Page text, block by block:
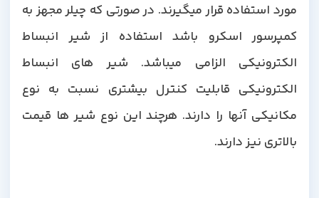
مورد استفاده قرار میگیرند. در صورتی که چیلر مجهز به
کمپرسور اسکرو باشد استفاده از شیر انبساط
الکترونیکی الزامی میباشد. شیر های انبساط
الکترونیکی قابلیت کنترل بیشتری نسبت به نوع
مکانیکی آنها را دارند. هرچند این نوع شیر ها قیمت
بالاتری نیز دارند.